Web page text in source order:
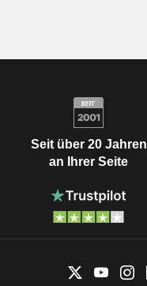
Seit über 20 Jahren
an Ihrer Seite